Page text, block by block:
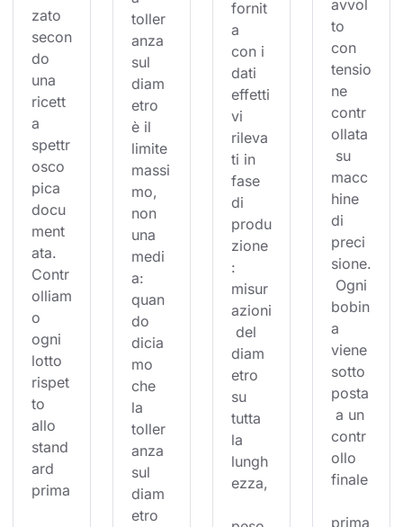
zato
secon
do
una
ricett
a
spettr
osco
pica
docu
ment
ata.
Contr
olliam
o
ogni
lotto
rispet
to
allo
stand
ard
prima
toller
anza
sul
diam
etro
è il
limite
massi
mo,
non
una
medi
a:
quan
do
dicia
mo
che
la
toller
anza
sul
diam
etro
fornit
a
con i
dati
effetti
vi
rileva
ti in
fase
di
produ
zione
:
misur
azioni
del
diam
etro
su
tutta
la
lungh
ezza,
avvol
to
con
tensio
ne
contr
ollata
su
macc
hine
di
preci
sione.
Ogni
bobin
a
viene
sotto
posta
a un
contr
ollo
finale
prima